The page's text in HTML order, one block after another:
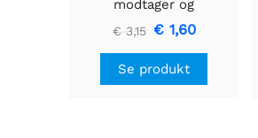
modtager og
fjernbetjeningssæt
€ 3,15 € 1,60
Se produkt